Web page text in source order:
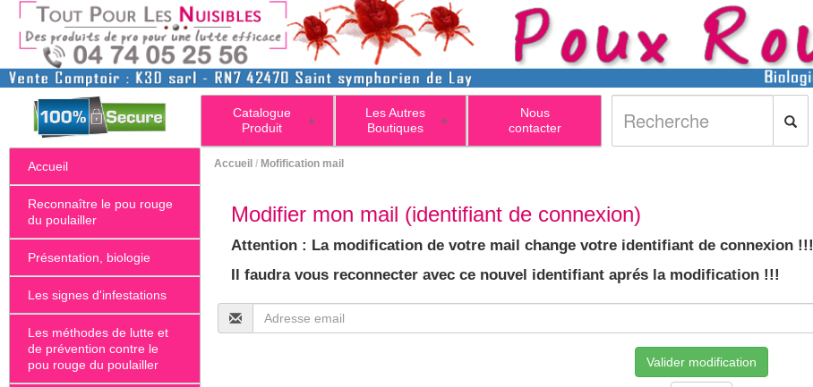
+
Catalogue
Produit
+
Les Autres
Boutiques
Nous
contacter
Accueil
Reconnaître le pou rouge
du poulailler
Présentation, biologie
Les signes d'infestations
Les méthodes de lutte et
de prévention contre le
pou rouge du poulailler
Accueil / Mofification mail
Modifier mon mail (identifiant de connexion)
Attention : La modification de votre mail change votre identifiant de connexion !!!
Il faudra vous reconnecter avec ce nouvel identifiant aprés la modification !!!
Valider modification